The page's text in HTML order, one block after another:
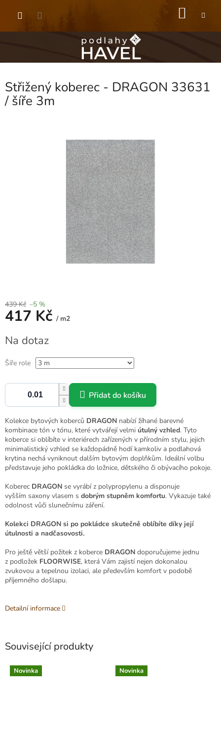
Střižený koberec - DRAGON 33631
/ šíře 3m
439 Kč –5 %
417 Kč / m2
cena:
Na dotaz
Šíře role
Přidat do košíku
Kolekce bytových koberců DRAGON nabízí žíhané barevné
kombinace tón v tónu, které vytvářejí velmi útulný vzhled. Tyto
koberce si oblíbíte v interiérech zařízených v přírodním stylu, jejich
minimalistický vzhled se každopádně hodí kamkoliv a podlahová
krytina nechá vyniknout dalším bytovým doplňkům. Ideální volbu
představuje jeho pokládka do ložnice, dětského či obývacího pokoje.
Koberec DRAGON se vyrábí z polypropylenu a disponuje
vyšším saxony vlasem s dobrým stupněm komfortu. Vykazuje také
odolnost vůči slunečnímu záření.
Kolekci DRAGON si po pokládce skutečně oblíbíte díky její
útulnosti a nadčasovosti.
Pro ještě větší požitek z koberce DRAGON doporučujeme jednu
z podložek FLOORWISE, která Vám zajistí nejen dokonalou
zvukovou a tepelnou izolaci, ale především komfort v podobě
příjemného došlapu.
Detailní informace
Související produkty
Novinka Novinka